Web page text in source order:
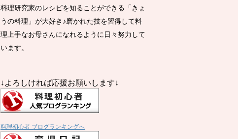
料理研究家のレシピを知ることができる「きょ
うの料理」が大好き♪磨かれた技を習得して料
理上手なお母さんになれるように日々努力して
います。
↓よろしければ応援お願いします↓
料理初心者 ブログランキングへ